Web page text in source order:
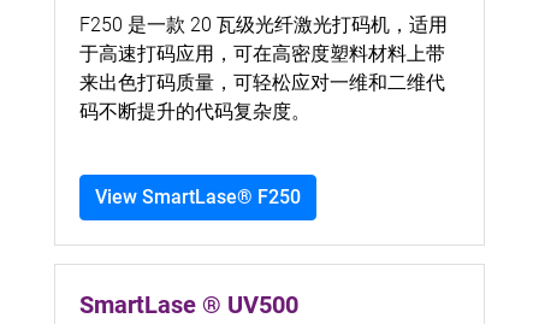
F250 是一款 20 瓦级光纤激光打码机，适用
于高速打码应用，可在高密度塑料材料上带
来出色打码质量，可轻松应对一维和二维代
码不断提升的代码复杂度。
View SmartLase® F250
SmartLase ® UV500